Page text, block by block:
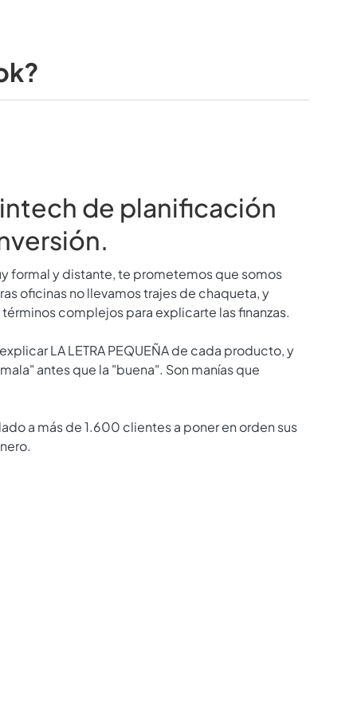
de planificación
formal y distante, te prometemos que somos
oficinas no llevamos trajes de chaqueta, y
complejos para explicarte las finanzas.
LA LETRA PEQUEÑA de cada producto, y
antes que la "buena". Son manías que
a más de 1.600 clientes a poner en orden sus